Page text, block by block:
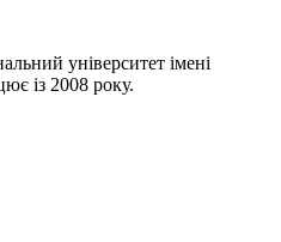
університет імені
із 2008 року.